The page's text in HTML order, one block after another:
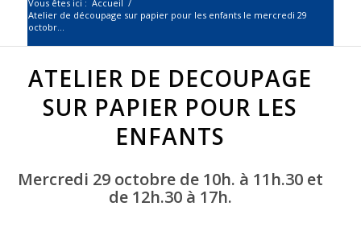
Vous êtes ici : Accueil /
Atelier de découpage sur papier pour les enfants le mercredi 29
octobr...
ATELIER DE DECOUPAGE
SUR PAPIER POUR LES
ENFANTS
Mercredi 29 octobre de 10h. à 11h.30 et
de 12h.30 à 17h.